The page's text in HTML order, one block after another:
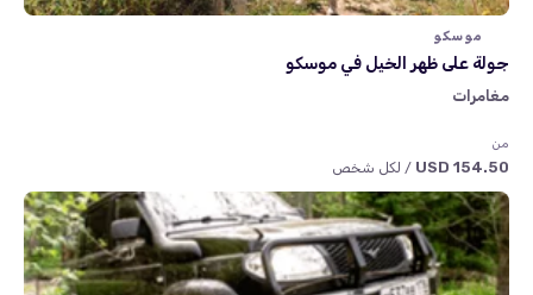
موسكو
جولة على ظهر الخيل في موسكو
مغامرات
من
154.50 USD / لكل شخص